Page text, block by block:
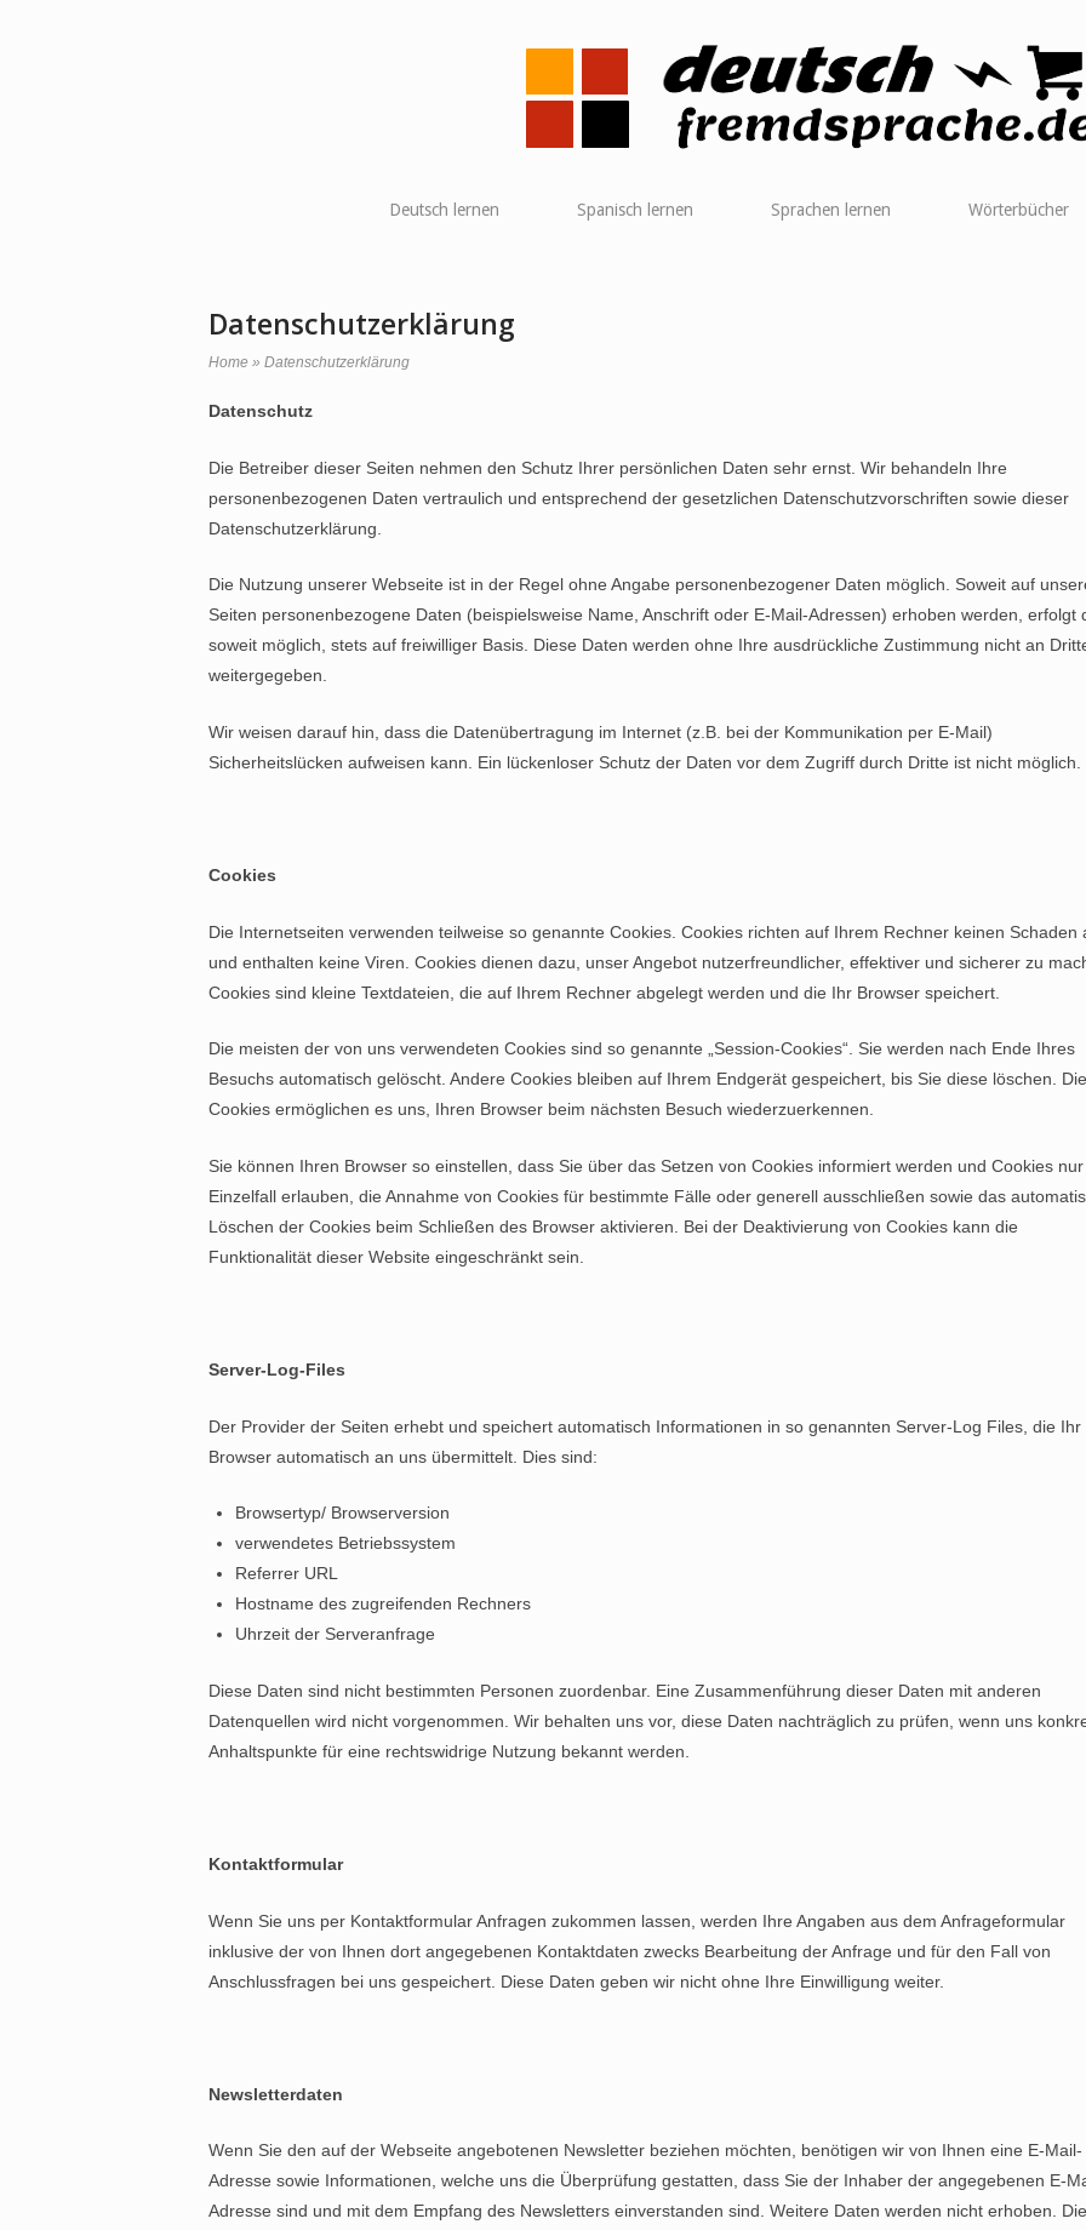
Home
Deutsch lernen Spanisch lernen Sprachen lernen Wörterbücher
Datenschutzerklärung
Home » Datenschutzerklärung
Datenschutz
Die Betreiber dieser Seiten nehmen den Schutz Ihrer persönlichen Daten sehr ernst. Wir behandeln Ihre
personenbezogenen Daten vertraulich und entsprechend der gesetzlichen Datenschutzvorschriften sowie dieser
Datenschutzerklärung.
Die Nutzung unserer Webseite ist in der Regel ohne Angabe personenbezogener Daten möglich. Soweit auf
Seiten personenbezogene Daten (beispielsweise Name, Anschrift oder E-Mail-Adressen) erhoben werden, erfolgt
soweit möglich, stets auf freiwilliger Basis. Diese Daten werden ohne Ihre ausdrückliche Zustimmung nicht an
weitergegeben.
Wir weisen darauf hin, dass die Datenübertragung im Internet (z.B. bei der Kommunikation per E-Mail)
Sicherheitslücken aufweisen kann. Ein lückenloser Schutz der Daten vor dem Zugriff durch Dritte ist nicht möglich.
Cookies
Die Internetseiten verwenden teilweise so genannte Cookies. Cookies richten auf Ihrem Rechner keinen Schaden
und enthalten keine Viren. Cookies dienen dazu, unser Angebot nutzerfreundlicher, effektiver und sicherer zu
Cookies sind kleine Textdateien, die auf Ihrem Rechner abgelegt werden und die Ihr Browser speichert.
Die meisten der von uns verwendeten Cookies sind so genannte „Session-Cookies“. Sie werden nach Ende Ihres
Besuchs automatisch gelöscht. Andere Cookies bleiben auf Ihrem Endgerät gespeichert, bis Sie diese löschen.
Cookies ermöglichen es uns, Ihren Browser beim nächsten Besuch wiederzuerkennen.
Sie können Ihren Browser so einstellen, dass Sie über das Setzen von Cookies informiert werden und Cookies
Einzelfall erlauben, die Annahme von Cookies für bestimmte Fälle oder generell ausschließen sowie das
Löschen der Cookies beim Schließen des Browser aktivieren. Bei der Deaktivierung von Cookies kann die
Funktionalität dieser Website eingeschränkt sein.
Server-Log-Files
Der Provider der Seiten erhebt und speichert automatisch Informationen in so genannten Server-Log Files, die Ihr
Browser automatisch an uns übermittelt. Dies sind:
Browsertyp/ Browserversion
verwendetes Betriebssystem
Referrer URL
Hostname des zugreifenden Rechners
Uhrzeit der Serveranfrage
Diese Daten sind nicht bestimmten Personen zuordenbar. Eine Zusammenführung dieser Daten mit anderen
Datenquellen wird nicht vorgenommen. Wir behalten uns vor, diese Daten nachträglich zu prüfen, wenn uns
Anhaltspunkte für eine rechtswidrige Nutzung bekannt werden.
Kontaktformular
Wenn Sie uns per Kontaktformular Anfragen zukommen lassen, werden Ihre Angaben aus dem Anfrageformular
inklusive der von Ihnen dort angegebenen Kontaktdaten zwecks Bearbeitung der Anfrage und für den Fall von
Anschlussfragen bei uns gespeichert. Diese Daten geben wir nicht ohne Ihre Einwilligung weiter.
Newsletterdaten
Wenn Sie den auf der Webseite angebotenen Newsletter beziehen möchten, benötigen wir von Ihnen eine E-Mail-
Adresse sowie Informationen, welche uns die Überprüfung gestatten, dass Sie der Inhaber der angegebenen E-
Adresse sind und mit dem Empfang des Newsletters einverstanden sind. Weitere Daten werden nicht erhoben.